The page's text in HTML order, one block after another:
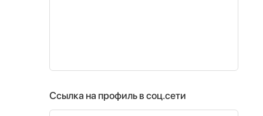
Ссылка на профиль в соц.сети